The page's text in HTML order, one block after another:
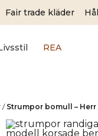
Fair trade kläder
REA
/ Strumpor bomull – Herr